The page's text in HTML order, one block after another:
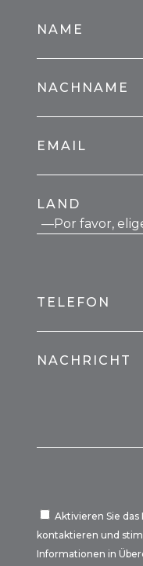
NAME
NACHNAME
EMAIL
LAND
TELEFON
NACHRICHT
Aktivieren Sie
kontaktieren und
Informationen in